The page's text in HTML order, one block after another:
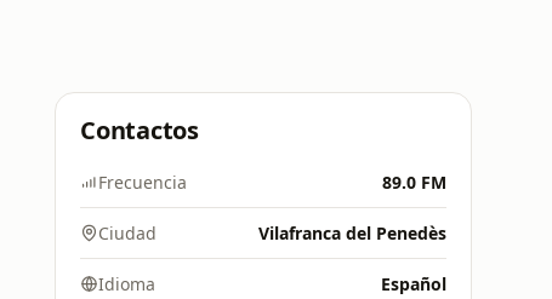
Contactos
Frecuencia 89.0 FM
Ciudad Vilafranca del Penedès
Idioma Español